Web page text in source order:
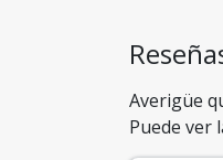
Averigüe
Puede ver